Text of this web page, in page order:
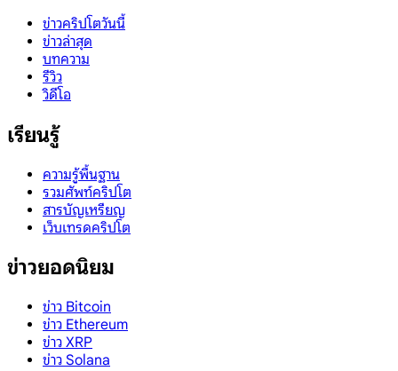
ข่าวคริปโตวันนี้
ข่าวล่าสุด
บทความ
รีวิว
วิดีโอ
เรียนรู้
ความรู้พื้นฐาน
รวมศัพท์คริปโต
สารบัญเหรียญ
เว็บเทรดคริปโต
ข่าวยอดนิยม
ข่าว Bitcoin
ข่าว Ethereum
ข่าว XRP
ข่าว Solana